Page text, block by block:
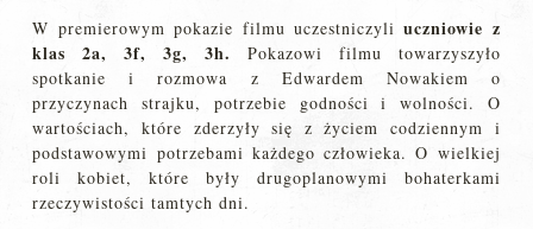
W premierowym pokazie filmu uczestniczyliuczniowie z
klas 2a, 3f, 3g, 3h.
Pokazowi filmu towarzyszyło
spotkanie i rozmowa z Edwardem Nowakiem o
przyczynach strajku, potrzebie godności i wolności. O
wartościach, które zderzyły się z życiem codziennym i
podstawowymi potrzebami każdego człowieka. O wielkiej
roli kobiet, które były drugoplanowymi bohaterkami
rzeczywistości tamtych dni.